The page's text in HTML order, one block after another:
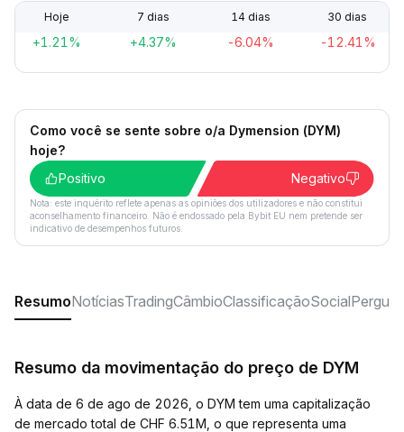
Hoje 7 dias 14 dias 30 dias
+1.21% +4.37% -6.04% -12.41%
Como você se sente sobre o/a Dymension (DYM)
hoje?
Positivo
Negativo
Nota: este inquérito reflete apenas as opiniões dos utilizadores e não constitui
aconselhamento financeiro. Não é endossado pela Bybit EU nem pretende ser
indicativo de desempenhos futuros.
ResumoNotíciasTradingCâmbioClassificaçãoSocial
Resumo da movimentação do preço de DYM
À data de 6 de ago de 2026, o DYM tem uma capitalização
de mercado total de CHF 6.51M, o que representa uma